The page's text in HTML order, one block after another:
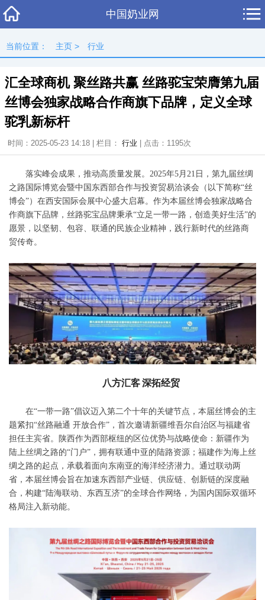
中国奶业网
当前位置： 主页 > 行业
汇全球商机 聚丝路共赢 丝路驼宝荣膺第九届
丝博会独家战略合作商旗下品牌，定义全球
驼乳新标杆
时间：2025-05-23 14:18 | 栏目： 行业 | 点击： 1195次
落实峰会成果，推动高质量发展。2025年5月21日，第九届丝绸
之路国际博览会暨中国东西部合作与投资贸易洽谈会（以下简称“丝
博会”）在西安国际会展中心盛大启幕。作为本届丝博会独家战略合
作商旗下品牌，丝路驼宝品牌秉承“立足一带一路，创造美好生活”的
愿景，以坚韧、包容、联通的民族企业精神，践行新时代的丝路商
贸传奇。
八方汇客 深拓经贸
在“一带一路”倡议迈入第二个十年的关键节点，本届丝博会的主
题紧扣“丝路融通 开放合作”，首次邀请新疆维吾尔自治区与福建省
担任主宾省。陕西作为西部枢纽的区位优势与战略使命：新疆作为
陆上丝绸之路的“门户”，拥有联通中亚的陆路资源；福建作为海上丝
绸之路的起点，承载着面向东南亚的海洋经济潜力。通过联动两
省，本届丝博会旨在加速东西部产业链、供应链、创新链的深度融
合，构建“陆海联动、东西互济”的全球合作网络，为国内国际双循环
格局注入新动能。